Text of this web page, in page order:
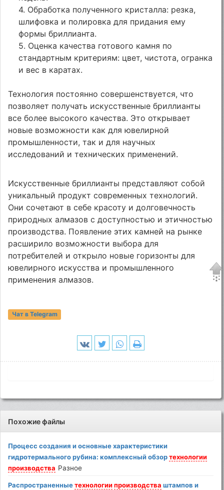
4. Обработка полученного кристалла: резка,
шлифовка и полировка для придания ему
формы бриллианта.
5. Оценка качества готового камня по
стандартным критериям: цвет, чистота, огранка
и вес в каратах.
Технология постоянно совершенствуется, что
позволяет получать искусственные бриллианты
все более высокого качества. Это открывает
новые возможности как для ювелирной
промышленности, так и для научных
исследований и технических применений.
Искусственные бриллианты представляют собой
уникальный продукт современных технологий.
Они сочетают в себе красоту и долговечность
природных алмазов с доступностью и этичностью
производства. Появление этих камней на рынке
расширило возможности выбора для
потребителей и открыло новые горизонты для
ювелирного искусства и промышленного
применения алмазов.
Чат в Telegram
Похожие файлы
Процесс создания и основные характеристики
гидротермального рубина: комплексный обзортехнологии
производства Разное
Распространенныетехнологии производства штампов и